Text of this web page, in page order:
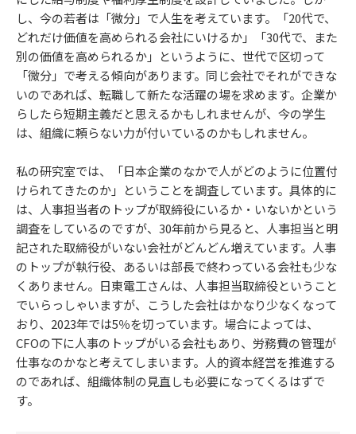
し、今の若者は「微分」で人生を考えています。「20代で、
どれだけ価値を高められる会社にいけるか」「30代で、また
別の価値を高められるか」というように、世代で区切って
「微分」で考える傾向があります。同じ会社でそれができな
いのであれば、転職して新たな活躍の場を求めます。企業か
らしたら短期主義だと思えるかもしれませんが、今の学生
は、組織に頼らない力が付いているのかもしれません。
私の研究室では、「日本企業のなかで人がどのように位置付
けられてきたのか」ということを調査しています。具体的に
は、人事担当者のトップが取締役にいるか・いないかという
調査をしているのですが、30年前から見ると、人事担当と明
記された取締役がいない会社がどんどん増えています。人事
のトップが執行役、あるいは部長で終わっている会社も少な
くありません。日東電工さんは、人事担当取締役ということ
でいらっしゃいますが、こうした会社はかなり少なくなって
おり、2023年では5％を切っています。場合によっては、
CFOの下に人事のトップがいる会社もあり、労務費の管理が
仕事なのかなと考えてしまいます。人的資本経営を推進する
のであれば、組織体制の見直しも必要になってくるはずで
す。